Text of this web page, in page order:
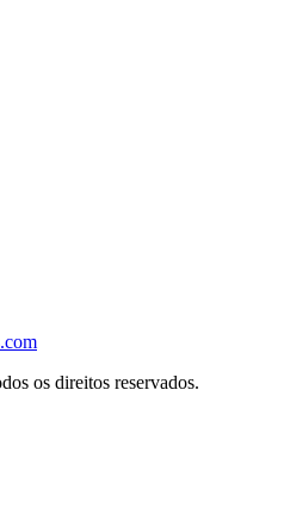
os direitos reservados.